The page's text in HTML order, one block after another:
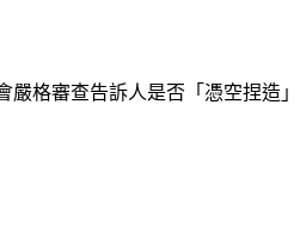
格審查告訴人是否「憑空捏造